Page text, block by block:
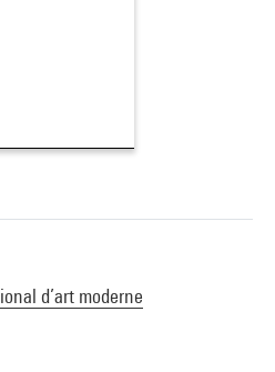
d’art moderne